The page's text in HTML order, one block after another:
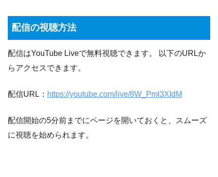
配信の視聴方法
配信はYouTube Liveで無料視聴できます。 以下のURLか
らアクセスできます。
配信URL： https://youtube.com/live/8W_Pml3XIdM
配信開始の5分前までにページを開いておくと、スムーズ
に視聴を始められます。